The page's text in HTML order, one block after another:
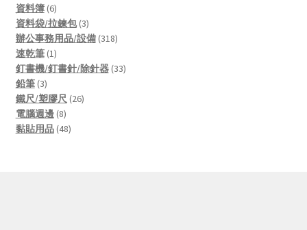
products
資料簿 66
products
資料袋/拉鍊包 33
products
辦公事務用品/設備 318318
速乾筆 11
product
釘書機/釘書針/除針器 3333
鉛筆 33
products
鐵尺/塑膠尺 2626
電腦週邊 88
products
黏貼用品 4848